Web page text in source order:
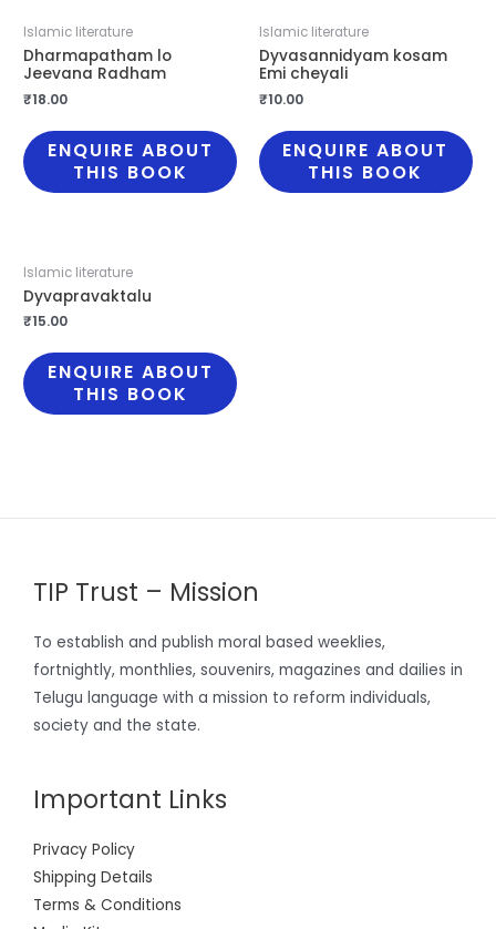
Islamic literature
Dharmapatham lo
Jeevana Radham
₹18.00
ENQUIRE ABOUT
THIS BOOK
Islamic literature
Dyvasannidyam kosam
Emi cheyali
₹10.00
ENQUIRE ABOUT
THIS BOOK
Islamic literature
Dyvapravaktalu
₹15.00
ENQUIRE ABOUT
THIS BOOK
TIP Trust – Mission
To establish and publish moral based weeklies,
fortnightly, monthlies, souvenirs, magazines and dailies in
Telugu language with a mission to reform individuals,
society and the state.
Important Links
Privacy Policy
Shipping Details
Terms & Conditions